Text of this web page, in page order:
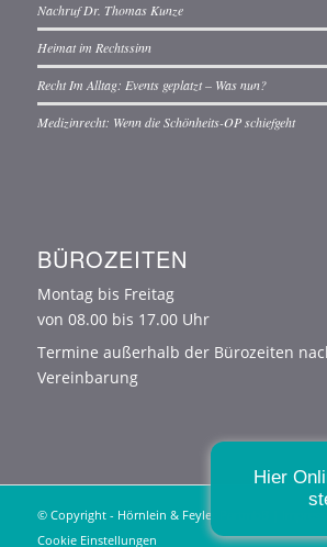
Nachruf Dr. Thomas Kunze
Heimat im Rechtssinn
Recht Im Alltag: Events geplatzt – Was nun?
Medizinrecht: Wenn die Schönheits-OP schiefgeht
BÜROZEITEN
Montag bis Freitag
von 08.00 bis 17.00 Uhr
Termine außerhalb der Bürozeiten
Vereinbarung
© Copyright - Hörnlein & Feyler PartmbB |
Cookie Einstellungen
Hier